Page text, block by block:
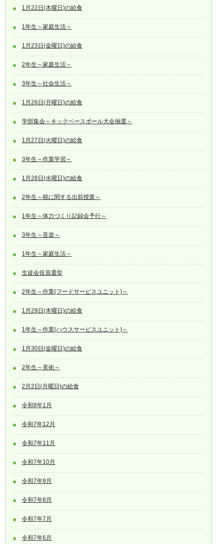
1月22日(木曜日)の給食
1年生～家庭生活～
1月23日(金曜日)の給食
2年生～家庭生活～
3年生～社会生活～
1月26日(月曜日)の給食
学部集会～キックベースボール大会抽選～
1月27日(火曜日)の給食
3年生～作業学習～
1月28日(水曜日)の給食
2年生～税に関する出前授業～
1年生～体力づくり記録会予行～
3年生～音楽～
1年生～家庭生活～
生徒会役員選挙
2年生～作業(フードサービスユニット)～
1月29日(木曜日)の給食
1年生～作業(ハウスサービスユニット)～
1月30日(金曜日)の給食
2年生～美術～
2月2日(月曜日)の給食
令和8年1月
令和7年12月
令和7年11月
令和7年10月
令和7年9月
令和7年8月
令和7年7月
令和7年6月